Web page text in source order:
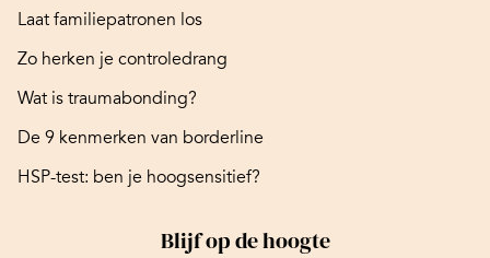
Laat familiepatronen los
Zo herken je controledrang
Wat is traumabonding?
De 9 kenmerken van borderline
HSP-test: ben je hoogsensitief?
Blijf op de hoogte